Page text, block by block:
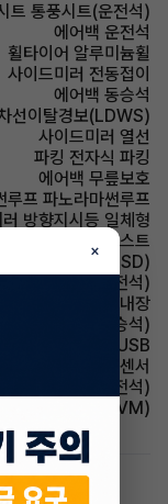
트 통풍시트(운전석)
에어백 운전석
휠타이어 알루미늄휠
사이드미러 전동접이
에어백 동승석
선이탈경보(LDWS)
사이드미러 열선
파킹 전자식 파킹
에어백 무릎보호
루프 파노라마썬루프
방향지시등 일체형
램프 하이빔 어시스트
방경보시스템(BSD)
트 메모리시트(운전석)
스티어링휠 열선내장
시트 전동시트(동승석)
유무선단자 USB
주차보조 후방감지센서
트 전동시트(운전석)
조 어라운드뷰(AVM)
×